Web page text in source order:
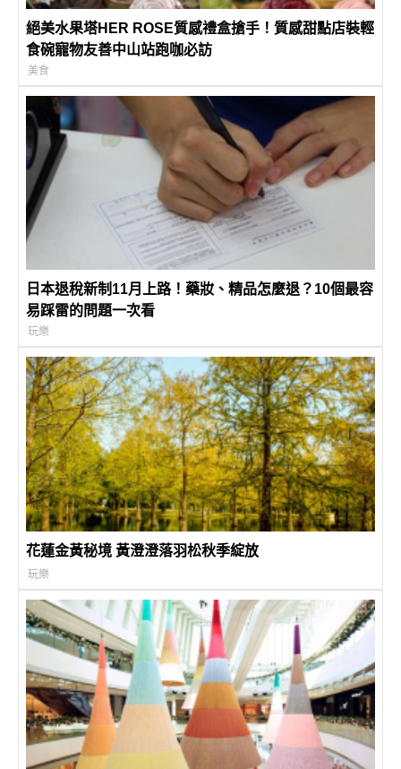
絕美水果塔HER ROSE質感禮盒搶手！質感甜點店裝輕
食碗寵物友善中山站跑咖必訪
美食
日本退稅新制11月上路！藥妝、精品怎麼退？10個最容
易踩雷的問題一次看
玩樂
花蓮金黃秘境 黃澄澄落羽松秋季綻放
玩樂